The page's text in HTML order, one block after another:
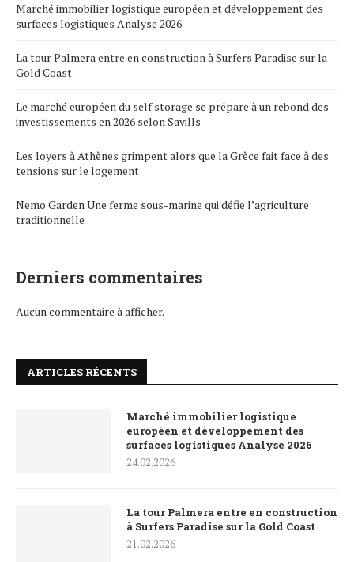
Marché immobilier logistique européen et développement des
surfaces logistiques Analyse 2026
La tour Palmera entre en construction à Surfers Paradise sur la
Gold Coast
Le marché européen du self storage se prépare à un rebond des
investissements en 2026 selon Savills
Les loyers à Athènes grimpent alors que la Grèce fait face à des
tensions sur le logement
Nemo Garden Une ferme sous-marine qui défie l’agriculture
traditionnelle
Derniers commentaires
Aucun commentaire à afficher.
ARTICLES RÉCENTS
Marché immobilier logistique
européen et développement des
surfaces logistiques Analyse 2026
24.02.2026
La tour Palmera entre en construction
à Surfers Paradise sur la Gold Coast
21.02.2026